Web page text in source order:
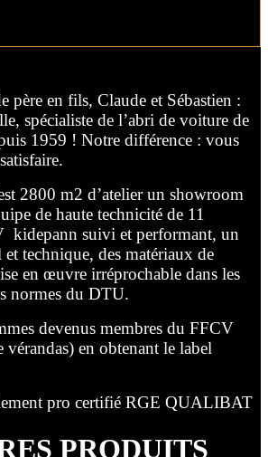
père en fils, Claude et Sébastien :
spécialiste de l’abri de voiture de
1959 ! Notre différence : vous
2800 m2 d’atelier un showroom
de haute technicité de 11
kidepann suivi et performant, un
technique, des matériaux de
en œuvre irréprochable dans les
normes du DTU.
devenus membres du FFCV
vérandas) en obtenant le label
pro certifié RGE QUALIBAT
PRODUITS